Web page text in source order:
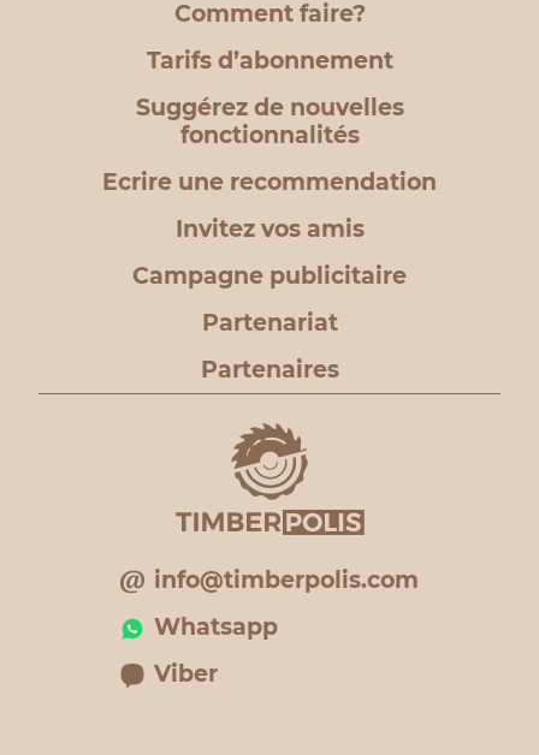
Comment faire?
Tarifs d’abonnement
Suggérez de nouvelles
fonctionnalités
Ecrire une recommendation
Invitez vos amis
Campagne publicitaire
Partenariat
Partenaires
info@timberpolis.com
Whatsapp
Viber